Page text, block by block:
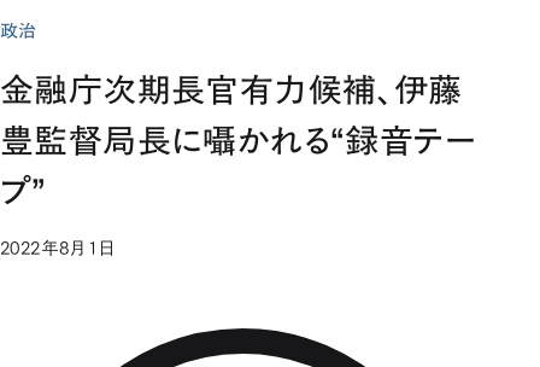
政治
金融庁次期長官有力候補、伊藤
豊監督局長に囁かれる“録音テー
プ”
2022年8月1日